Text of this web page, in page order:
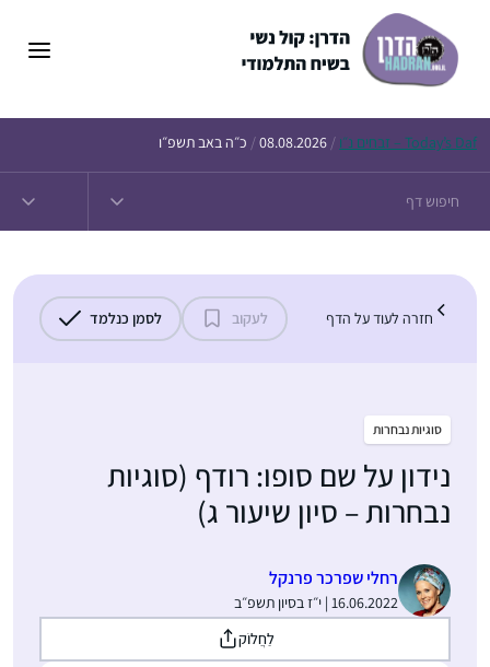
Today’s Daf – זבחים נ״ו /
08.08.2026
/ כ״ה באב תשפ״ו
חזרה לעוד על הדף לעקוב לסמן כנלמד
סוגיות נבחרות
נידון על שם סופו: רודף (סוגיות
נבחרות – סיון שיעור ג)
רחלי שפרכר פרנקל
16.06.2022 | י״ז בסיון תשפ״ב
לַחֲלוֹק